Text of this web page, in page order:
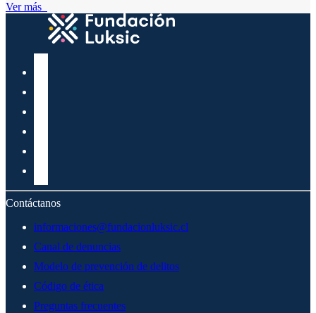
Ver más
Contáctanos
informaciones@fundacionluksic.cl
Canal de denuncias
Modelo de prevención de delitos
Código de ética
Preguntas frecuentes